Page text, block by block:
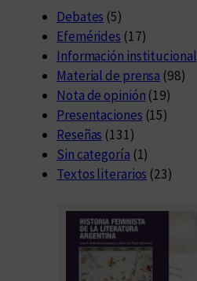
Debates (5)
Efemérides (17)
Información institucional
Material de prensa (98)
Nota de opinión (19)
Presentaciones (15)
Reseñas (131)
Sin categoría (1)
Textos literarios (23)